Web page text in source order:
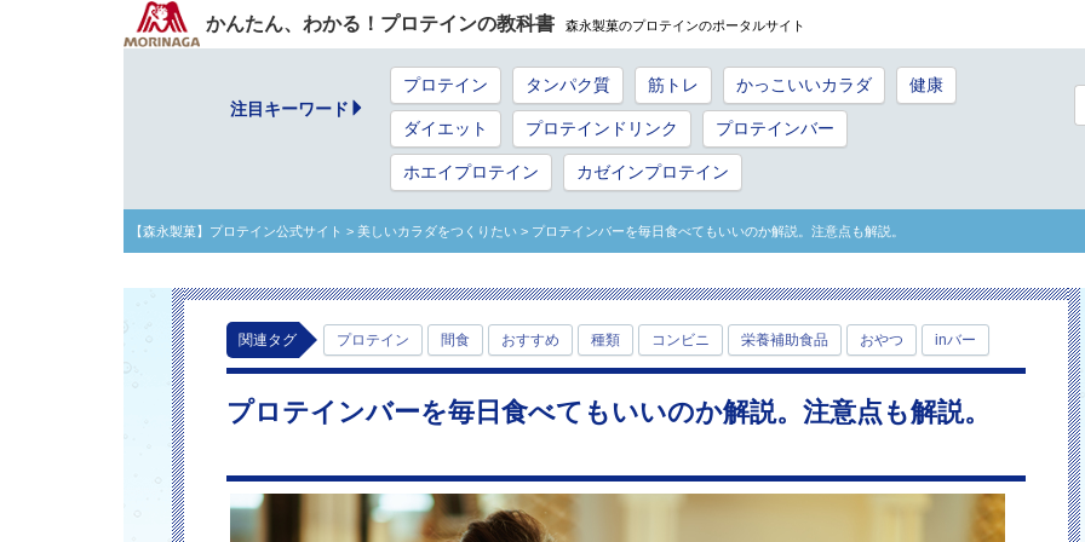
かんたん、わかる！プロテインの教科書 森永製菓のプロテインのポータルサイト
注目キーワード
プロテイン タンパク質 筋トレ かっこいいカラダ 健康
ダイエット プロテインドリンク プロテインバー
ホエイプロテイン カゼインプロテイン
【森永製菓】プロテイン公式サイト > 美しいカラダをつくりたい > プロテインバーを毎日食べてもいいのか解説。注意点も解説。
関連タグ プロテイン 間食 おすすめ 種類 コンビニ 栄養補助食品 おやつ inバー
プロテインバーを毎日食べてもいいのか解説。注意点も解説。